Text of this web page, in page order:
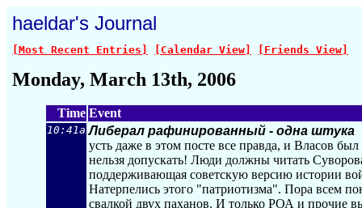
haeldar's Journal
[Most Recent Entries] [Calendar View] [Friends View]
Monday, March 13th, 2006
Time Event
10:41a Либерал рафинированный - одна штука
усть даже в этом посте все правда, и Власов
нельзя допускать! Люди должны читать
поддерживающая советскую версию истории
Натерпелись этого "патриотизма". Пора всем
свалкой двух паханов. И только РОА и прочие